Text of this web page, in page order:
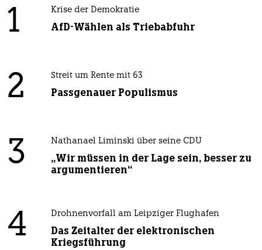
1 Krise der Demokratie
AfD-Wählen als Triebabfuhr
2 Streit um Rente mit 63
Passgenauer Populismus
3 Nathanael Liminski über seine CDU
„Wir müssen in der Lage sein, besser zu
argumentieren“
4 Drohnenvorfall am Leipziger Flughafen
Das Zeitalter der elektronischen
Kriegsführung